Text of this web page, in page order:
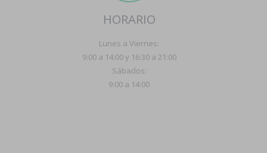
HORARIO
Lunes a Viernes:
9:00 a 14:00 y 16:30 a 21:00
Sábados:
9:00 a 14:00